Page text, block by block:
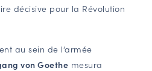
décisive pour la Révolution
au sein de l’armée
von Goethe mesura